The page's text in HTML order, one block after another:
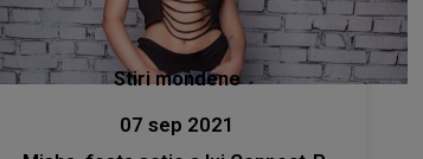
Stiri mondene
07 sep 2021